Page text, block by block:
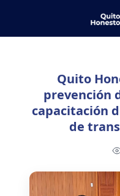
Quito
prevención
capacitación
de